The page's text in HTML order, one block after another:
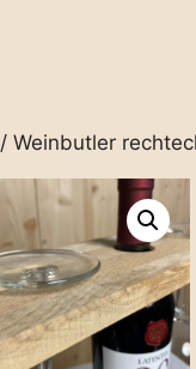
/ Weinbutler